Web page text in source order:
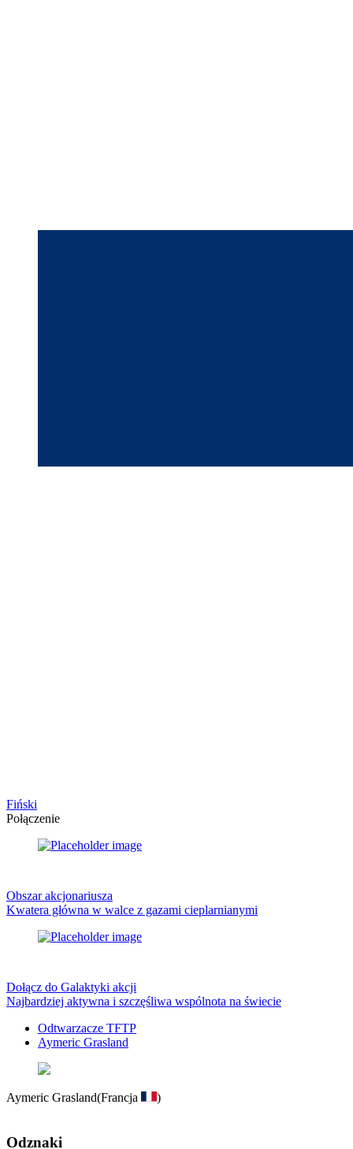
Fiński
Połączenie
Obszar akcjonariusza
Kwatera główna w walce z gazami cieplarnianymi
Dołącz do Galaktyki akcji
Najbardziej aktywna i szczęśliwa wspólnota na świecie
Odtwarzacze TFTP
Aymeric Grasland
Aymeric Grasland(Francja )
Odznaki